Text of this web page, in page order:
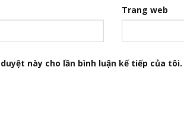
Trang web
này cho lần bình luận kế tiếp của tôi.